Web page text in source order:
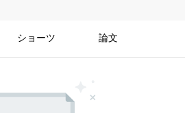
ショーツ 論文